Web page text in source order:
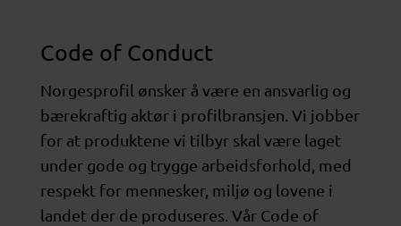
Code of Conduct
Norgesprofil ønsker å være en ansvarlig og
bærekraftig aktør i profilbransjen. Vi jobber
for at produktene vi tilbyr skal være laget
under gode og trygge arbeidsforhold, med
respekt for mennesker, miljø og lovene i
landet der de produseres. Vår Code of